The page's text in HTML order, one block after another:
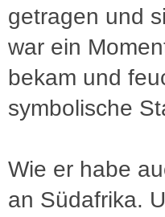
getragen und
war ein
bekam und
symbolische
Wie er habe
an Südafrika.